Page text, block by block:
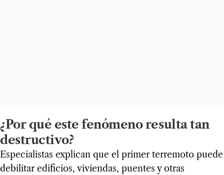
¿Por qué este fenómeno resulta tan
destructivo?
Especialistas explican que el primer terremoto puede
debilitar edificios, viviendas, puentes y otras